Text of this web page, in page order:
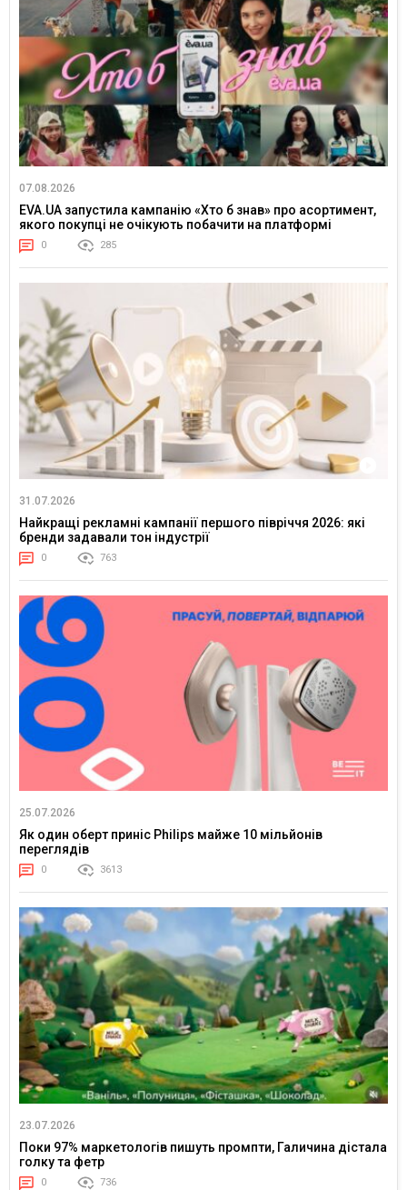
07.08.2026
EVA.UA запустила кампанію «Хто б знав» про асортимент,
якого покупці не очікують побачити на платформі
0 285
31.07.2026
Найкращі рекламні кампанії першого півріччя 2026: які
бренди задавали тон індустрії
0 763
25.07.2026
Як один оберт приніс Philips майже 10 мільйонів
переглядів
0 3613
23.07.2026
Поки 97% маркетологів пишуть промпти, Галичина дістала
голку та фетр
0 736